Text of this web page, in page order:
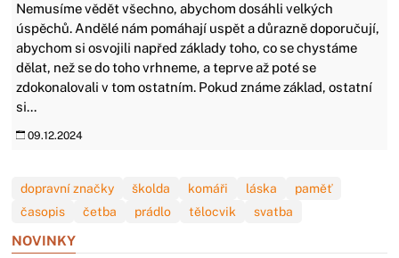
Nemusíme vědět všechno, abychom dosáhli velkých
úspěchů. Andělé nám pomáhají uspět a důrazně doporučují,
abychom si osvojili napřed základy toho, co se chystáme
dělat, než se do toho vrhneme, a teprve až poté se
zdokonalovali v tom ostatním. Pokud známe základ, ostatní
si...
09.12.2024
dopravní značky školda komáři láska
paměť
časopis
četba prádlo tělocvik svatba
NOVINKY